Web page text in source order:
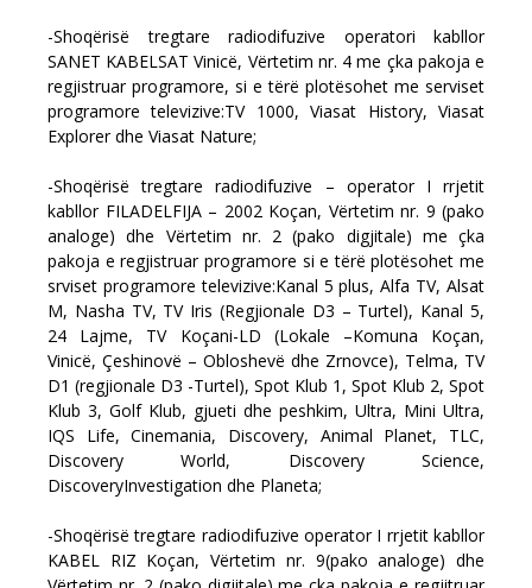
-Shoqërisë tregtare radiodifuzive operatori kabllor
SANET KABELSAT Vinicë, Vërtetim nr. 4 me çka pakoja e
regjistruar programore, si e tërë plotësohet me serviset
programore televizive:TV 1000, Viasat History, Viasat
Explorer dhe Viasat Nature;
-Shoqërisë tregtare radiodifuzive – operator I rrjetit
kabllor FILADELFIJA – 2002 Koçan, Vërtetim nr. 9 (pako
analoge) dhe Vërtetim nr. 2 (pako digjitale) me çka
pakoja e regjistruar programore si e tërë plotësohet me
srviset programore televizive:Kanal 5 plus, Alfa TV, Alsat
M, Nasha TV, TV Iris (Regjionale D3 – Turtel), Kanal 5,
24 Lajme, TV Koçani-LD (Lokale –Komuna Koçan,
Vinicë, Çeshinovë – Obloshevë dhe Zrnovce), Telma, TV
D1 (regjionale D3 -Turtel), Spot Klub 1, Spot Klub 2, Spot
Klub 3, Golf Klub, gjueti dhe peshkim, Ultra, Mini Ultra,
IQS Life, Cinemania, Discovery, Animal Planet, TLC,
Discovery World, Discovery Science,
DiscoveryInvestigation dhe Planeta;
-Shoqërisë tregtare radiodifuzive operator I rrjetit kabllor
KABEL RIZ Koçan, Vërtetim nr. 9(pako analoge) dhe